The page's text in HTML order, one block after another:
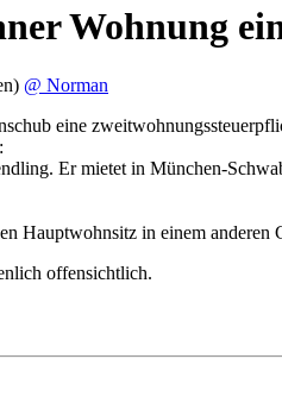
Wohnung
@ Norman
eine
Er mietet in München-
Hauptwohnsitz in einem
offensichtlich.